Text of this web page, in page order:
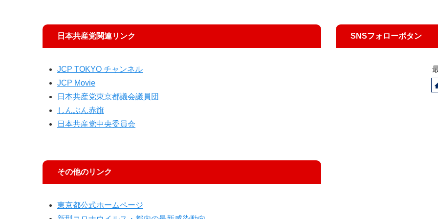
日本共産党関連リンク
JCP TOKYO チャンネル
JCP Movie
日本共産党東京都議会議員団
しんぶん赤旗
日本共産党中央委員会
その他のリンク
東京都公式ホームページ
SNSフォローボタン